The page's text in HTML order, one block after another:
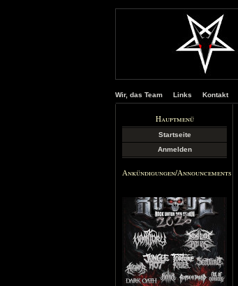
Wir, das Team Links Kontakt
Hauptmenü
Startseite
Anmelden
Ankündigungen/Announcements